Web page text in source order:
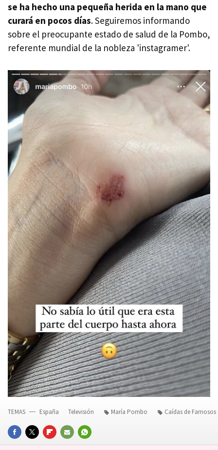
se ha hecho una pequeña herida en la mano que
curará en pocos días. Seguiremos informando
sobre el preocupante estado de salud de la Pombo,
referente mundial de la nobleza 'instagramer'.
FACEBOOKTWITTERFLIPBOARD
E-
WHATSAPP
TEMAS España Televisión María Pombo Caídas de Famosos